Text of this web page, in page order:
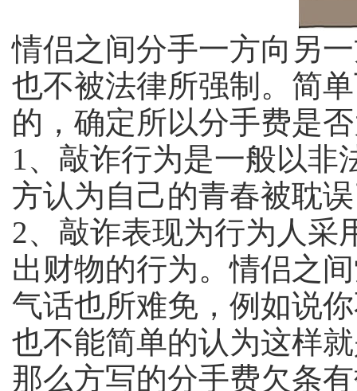
情侣之间分手一方向另
也不被法律所强制。简
的，确定所以分手费是
1、敲诈行为是一般以非
方认为自己的青春被耽
2、敲诈表现为行为人采
出财物的行为。情侣之
气话也所难免，例如说
也不能简单的认为这样
那么方写的分手费欠条